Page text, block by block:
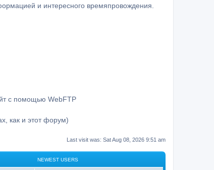
и интересного времяпровождения.
с помощью WebFTP
как и этот форум)
Last visit was: Sat Aug 08, 2026 9:51 am
NEWEST USERS